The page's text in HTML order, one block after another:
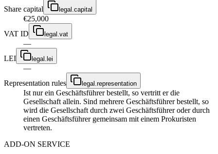
Share capital
legal.capital
€25,000
VAT ID
legal.vat
—
LEI
legal.lei
—
Representation rules
legal.representation
Ist nur ein Geschäftsführer bestellt, so vertritt er die
Gesellschaft allein. Sind mehrere Geschäftsführer bestellt, so
wird die Gesellschaft durch zwei Geschäftsführer oder durch
einen Geschäftsführer gemeinsam mit einem Prokuristen
vertreten.
ADD-ON SERVICE